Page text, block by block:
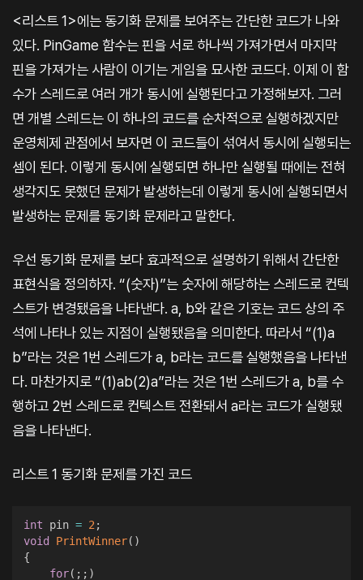
<리스트 1>에는 동기화 문제를 보여주는 간단한 코드가 나와
있다. PinGame 함수는 핀을 서로 하나씩 가져가면서 마지막
핀을 가져가는 사람이 이기는 게임을 묘사한 코드다. 이제 이 함
수가 스레드로 여러 개가 동시에 실행된다고 가정해보자. 그러
면 개별 스레드는 이 하나의 코드를 순차적으로 실행하겠지만
운영체제 관점에서 보자면 이 코드들이 섞여서 동시에 실행되는
셈이 된다. 이렇게 동시에 실행되면 하나만 실행될 때에는 전혀
생각지도 못했던 문제가 발생하는데 이렇게 동시에 실행되면서
발생하는 문제를 동기화 문제라고 말한다.
우선 동기화 문제를 보다 효과적으로 설명하기 위해서 간단한
표현식을 정의하자. “(숫자)”는 숫자에 해당하는 스레드로 컨텍
스트가 변경됐음을 나타낸다. a, b와 같은 기호는 코드 상의 주
석에 나타나 있는 지점이 실행됐음을 의미한다. 따라서 “(1)a
b”라는 것은 1번 스레드가 a, b라는 코드를 실행했음을 나타낸
다. 마찬가지로 “(1)ab(2)a”라는 것은 1번 스레드가 a, b를 수
행하고 2번 스레드로 컨텍스트 전환돼서 a라는 코드가 실행됐
음을 나타낸다.
리스트 1 동기화 문제를 가진 코드
int pin = 2;
void
PrintWinner( )
{
for( ; ; )